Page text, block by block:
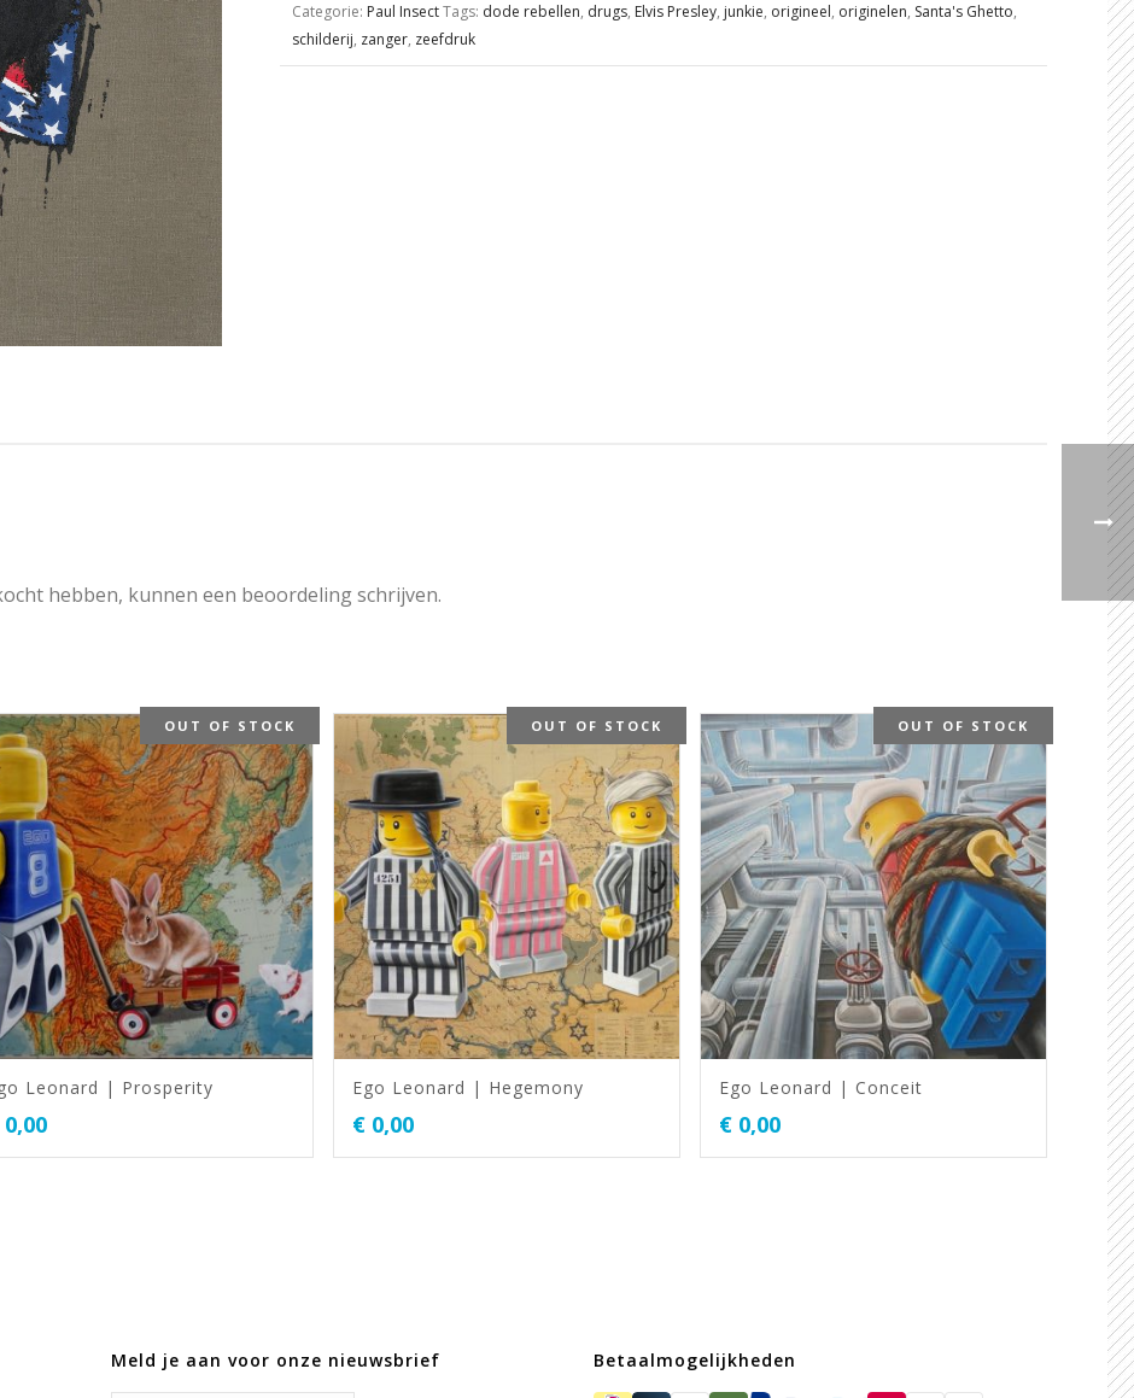
Categorie: Paul InsectTags: dode rebellen, drugs, Elvis Presley, junkie, origineel, originelen, Santa's Ghetto,
schilderij, zanger, zeefdruk
hebben, kunnen een beoordeling schrijven.
OUT OF STOCK
Leonard | Prosperity
0,00
OUT OF STOCK
Ego Leonard | Hegemony
€ 0,00
OUT OF STOCK
Ego Leonard | Conceit
€ 0,00
Meld je aan voor onze nieuwsbrief Betaalmogelijkheden